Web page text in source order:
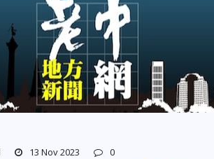
13 Nov 2023 0